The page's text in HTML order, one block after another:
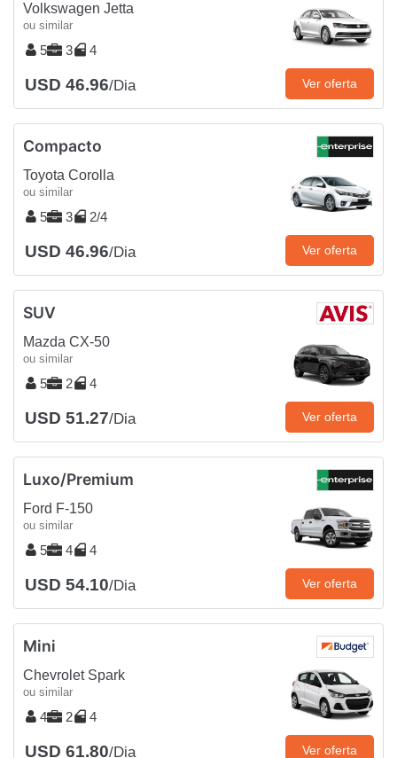
Volkswagen Jetta
ou similar
5 3 4
USD 46.96/Dia Ver oferta
Compacto
Toyota Corolla
ou similar
5 3 2/4
USD 46.96/Dia Ver oferta
SUV
Mazda CX-50
ou similar
5 2 4
USD 51.27/Dia Ver oferta
Luxo/Premium
Ford F-150
ou similar
5 4 4
USD 54.10/Dia Ver oferta
Mini
Chevrolet Spark
ou similar
4 2 4
USD 61.80/Dia Ver oferta